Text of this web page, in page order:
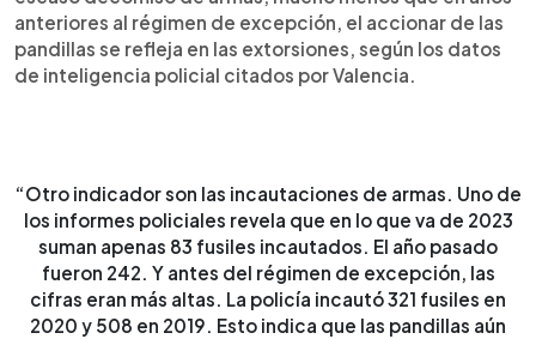
anteriores al régimen de excepción, el accionar de las
pandillas se refleja en las extorsiones, según los datos
de inteligencia policial citados por Valencia.
“Otro indicador son las incautaciones de armas. Uno de
los informes policiales revela que en lo que va de 2023
suman apenas 83 fusiles incautados. El año pasado
fueron 242. Y antes del régimen de excepción, las
cifras eran más altas. La policía incautó 321 fusiles en
2020 y 508 en 2019. Esto indica que las pandillas aún